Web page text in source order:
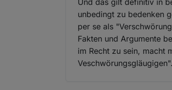
Und das gilt definitiv in
unbedingt zu bedenken
per se als
Fakten und Argumente
im Recht zu sein, macht
Veschwörungsgläugigen".